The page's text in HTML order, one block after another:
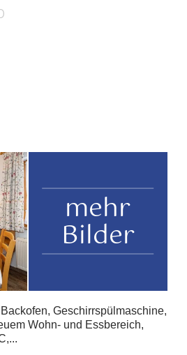
mehr
Bilder
Geschirrspülmaschine,
Wohn- und Essbereich,